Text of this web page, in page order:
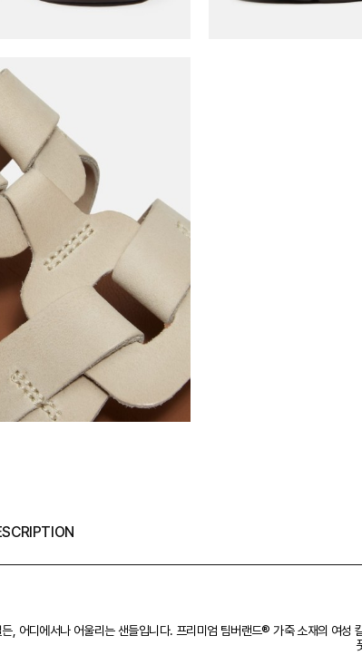
, 어디에서나 어울리는 샌들입니다. 프리미엄 팀버랜드® 가죽 소재의 여